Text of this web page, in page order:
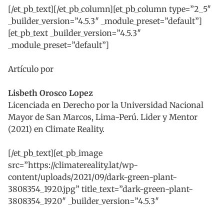
[/et_pb_text][/et_pb_column][et_pb_column type=”2_5″
_builder_version=”4.5.3″ _module_preset=”default”]
[et_pb_text _builder_version=”4.5.3″
_module_preset=”default”]
Artículo por
Lisbeth Orosco Lopez
Licenciada en Derecho por la Universidad Nacional
Mayor de San Marcos, Lima-Perú. Lider y Mentor
(2021) en Climate Reality.
[/et_pb_text][et_pb_image
src=”https://climatereality.lat/wp-
content/uploads/2021/09/dark-green-plant-
3808354_1920.jpg” title_text=”dark-green-plant-
3808354_1920″ _builder_version=”4.5.3″